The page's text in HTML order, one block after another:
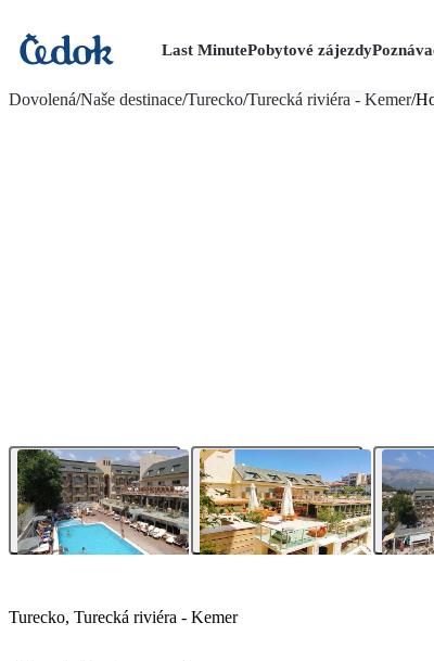
Last MinutePobytové zájezdy
Dovolená/Naše destinace/Turecko/Turecká riviéra - Kemer/
Turecko, Turecká riviéra - Kemer